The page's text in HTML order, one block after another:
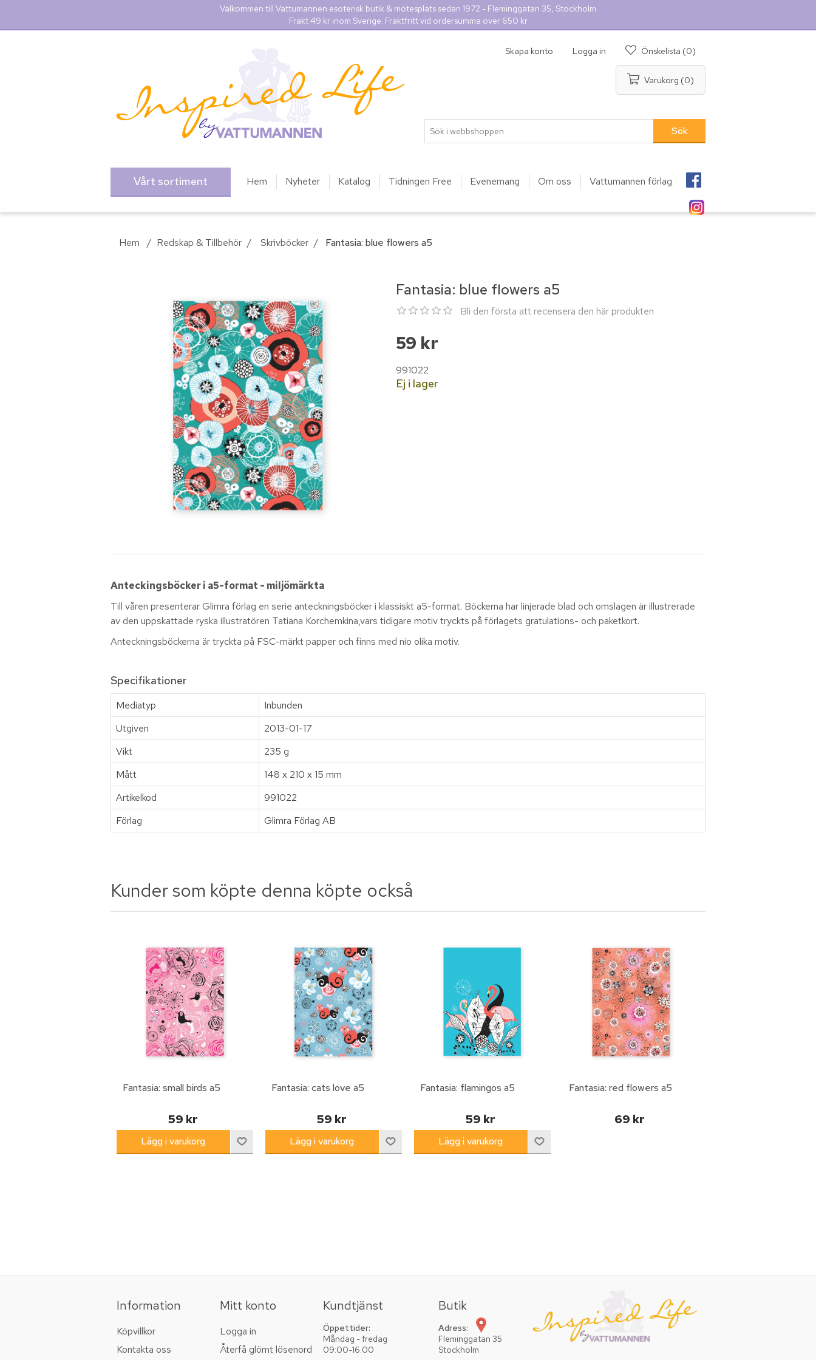
Välkommen till Vattumannen esoterisk butik & mötesplats sedan 1972 - Fleminggatan 35, Stockholm
Frakt 49 kr inom Sverige. Fraktfritt vid ordersumma över 650 kr
Skapa konto Logga in Önskelista (0)
Varukorg (0)
Vårt sortiment Hem Nyheter Katalog Tidningen Free Evenemang Om oss Vattumannen förlag
Hem / Redskap & Tillbehör / Skrivböcker / Fantasia: blue flowers a5
Fantasia: blue flowers a5
Bli den första att recensera den här produkten
59 kr
991022
Ej i lager
Anteckingsböcker i a5-format - miljömärkta
Till våren presenterar Glimra förlag en serie anteckningsböcker i klassiskt a5-format. Böckerna har linjerade blad och omslagen är illustrerade
av den uppskattade ryska illustratören Tatiana Korchemkina,vars tidigare motiv tryckts på förlagets gratulations- och paketkort.
Anteckningsböckerna är tryckta på FSC-märkt papper och finns med nio olika motiv.
Specifikationer
Mediatyp
Inbunden
Utgiven
2013-01-17
Vikt
235 g
Mått
148 x 210 x 15 mm
Artikelkod
991022
Förlag
Glimra Förlag AB
Kunder som köpte denna köpte också
Fantasia: small birds a5
59 kr
Fantasia: cats love a5
59 kr
Fantasia: flamingos a5
59 kr
Fantasia: red flowers a5
69 kr
Information
Köpvillkor
Kontakta oss
Mitt konto
Logga in
Återfå glömt lösenord
Kundtjänst
Öppettider:
Måndag - fredag
09:00-16.00
Butik
Adress:
Fleminggatan 35
Stockholm